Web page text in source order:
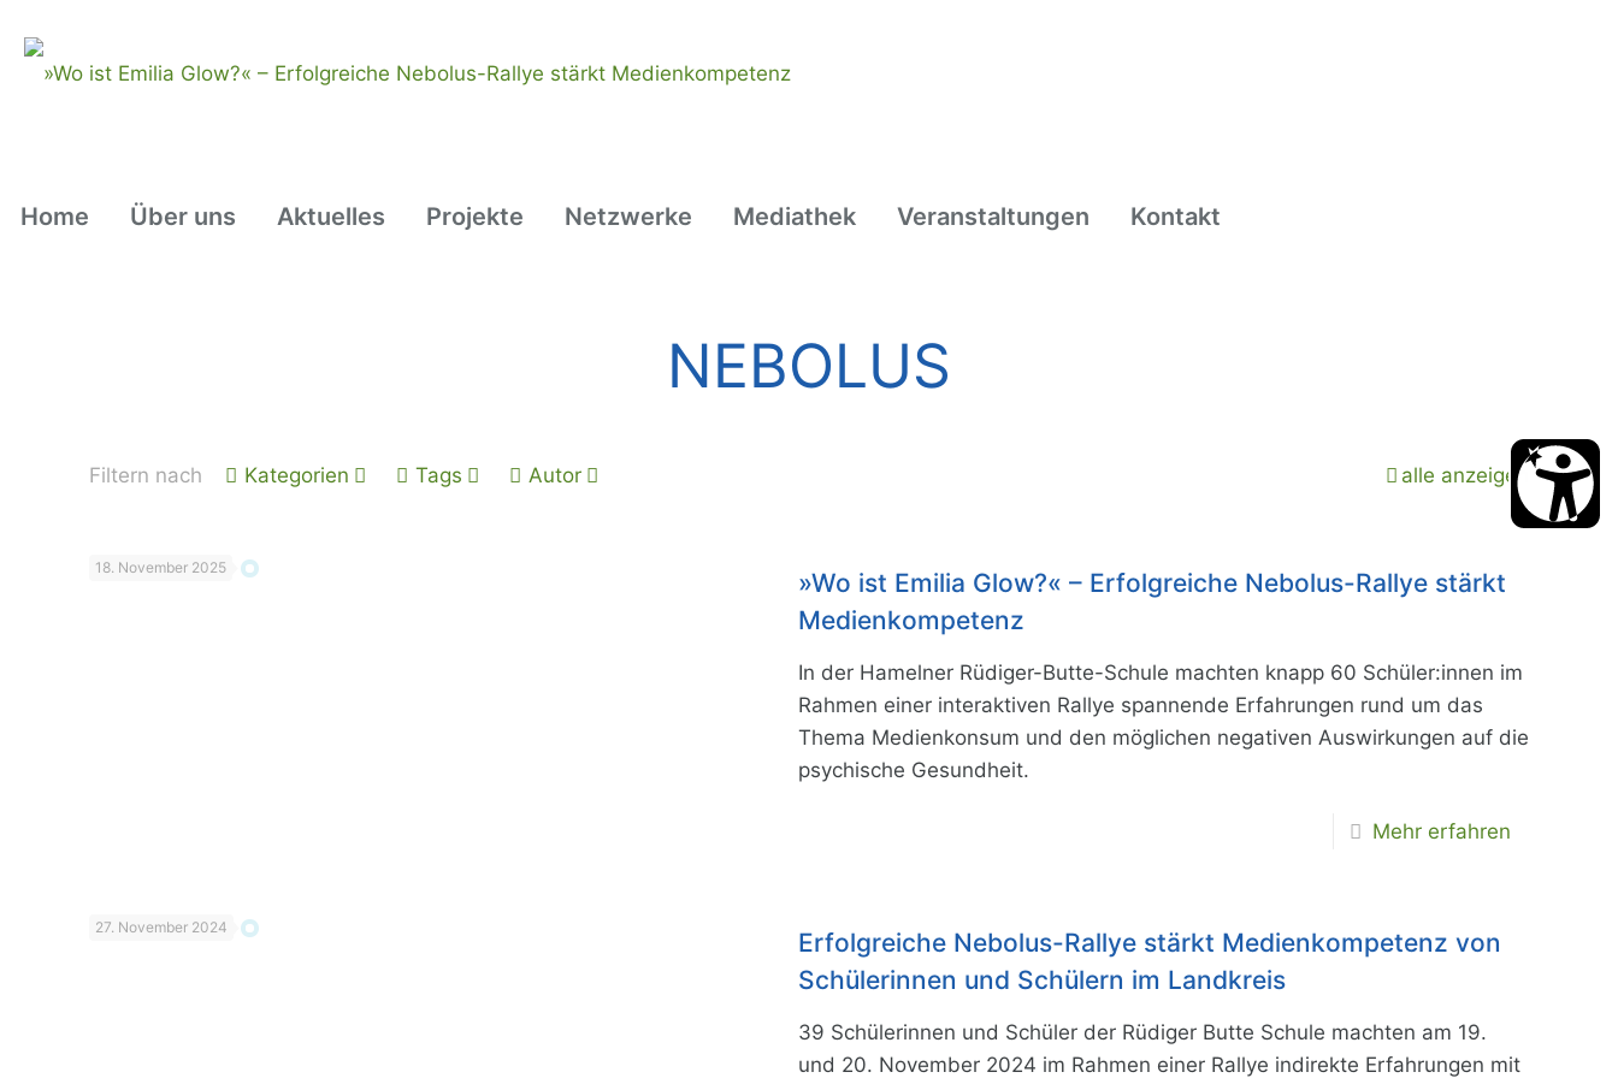
Home Über uns Aktuelles Projekte Netzwerke Mediathek Veranstaltungen Kontakt
NEBOLUS
Filtern nach Kategorien Tags Autor alle anzeigen
18. November 2025
»Wo ist Emilia Glow?« – Erfolgreiche Nebolus-Rallye stärkt
Medienkompetenz
In der Hamelner Rüdiger-Butte-Schule machten knapp 60 Schüler:innen im
Rahmen einer interaktiven Rallye spannende Erfahrungen rund um das
Thema Medienkonsum und den möglichen negativen Auswirkungen auf die
psychische Gesundheit.
Mehr erfahren
27. November 2024
Erfolgreiche Nebolus-Rallye stärkt Medienkompetenz von
Schülerinnen und Schülern im Landkreis
39 Schülerinnen und Schüler der Rüdiger Butte Schule machten am 19.
und 20. November 2024 im Rahmen einer Rallye indirekte Erfahrungen mit